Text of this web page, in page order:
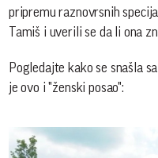
pripremu raznovrsnih
Tamiš i uverili se da li ona
Pogledajte kako se snašla
je ovo i "ženski posao":